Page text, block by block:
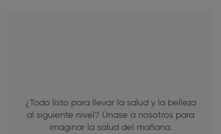
¿Todo listo para llevar la salud y la belleza
al siguiente nivel? Únase a nosotros para
imaginar la salud del mañana.